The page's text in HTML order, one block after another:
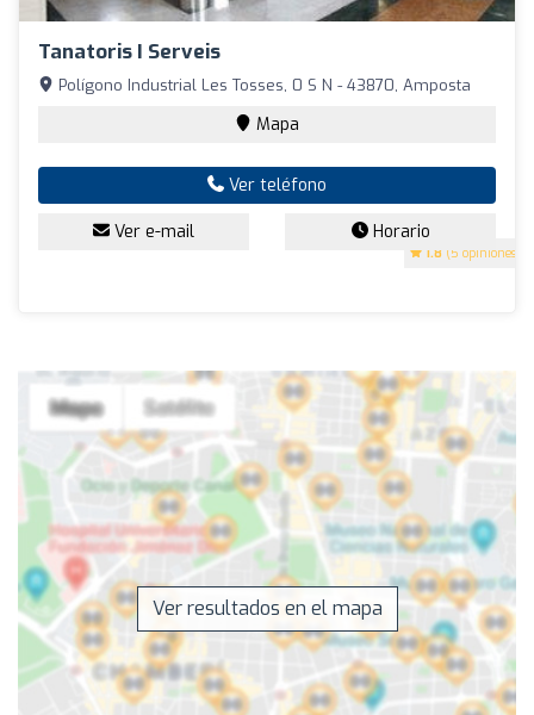
Tanatoris I Serveis
1.8 (5 opiniones)
Polígono Industrial Les Tosses, 0 S N - 43870, Amposta
Mapa
Ver teléfono
Ver e-mail Horario
Ver resultados en el mapa